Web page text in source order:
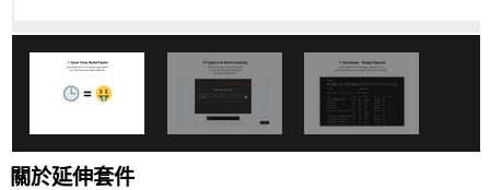
你
的
頁
關於延伸套件